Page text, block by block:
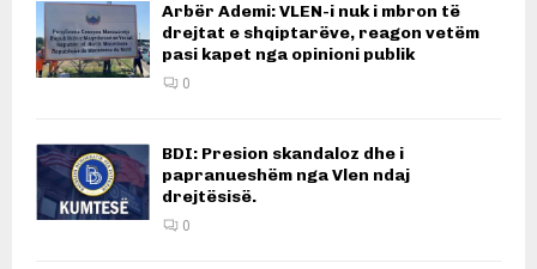
Arbër Ademi: VLEN-i nuk i mbron të
drejtat e shqiptarëve, reagon vetëm
pasi kapet nga opinioni publik
0
BDI: Presion skandaloz dhe i
papranueshëm nga Vlen ndaj
drejtësisë.
0